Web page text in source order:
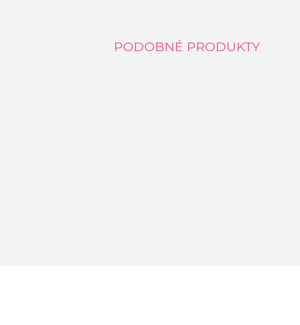
PODOBNÉ PRODUKTY